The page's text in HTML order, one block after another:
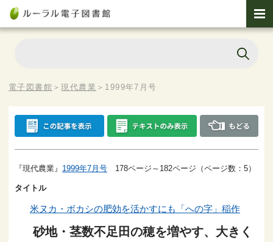
電子図書館 ＞現代農業 ＞ 1999年7月号
『現代農業』 1999年7月号 178ページ～182ページ（ページ数：5）
タイトル
米ヌカ・ボカシの肥効を活かすにも「への字」稲作
砂地・茎数不足田の穂を増やす、大きく